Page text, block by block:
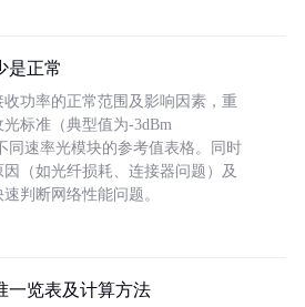
是正常
功率的正常范围及影响因素，重
标准（典型值为-3dBm
同速率光模块的参考值表格。同时
（如光纤损耗、连接器问题）及
判断网络性能问题。
一览表及计算方法